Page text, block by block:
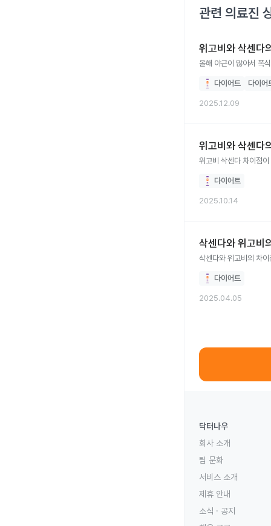
관련 의료진
위고비와 삭센다
올해 야근이 많아서 폭
다이어트 다이어
2025.12.09
위고비와 삭센다
다이어트
2025.10.14
삭센다와 위고비
삭센다와 위고비의 차
다이어트
2025.04.05
닥터나우
회사 소개
팀 문화
서비스 소개
제휴 안내
소식 · 공지